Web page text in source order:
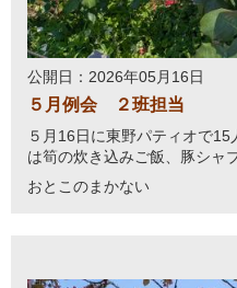
公開日：2026年05月16日
５月例会 ２班担当
５月16日に東野パティオで
は筍の炊き込みご飯、豚シャ
おとこのまかない